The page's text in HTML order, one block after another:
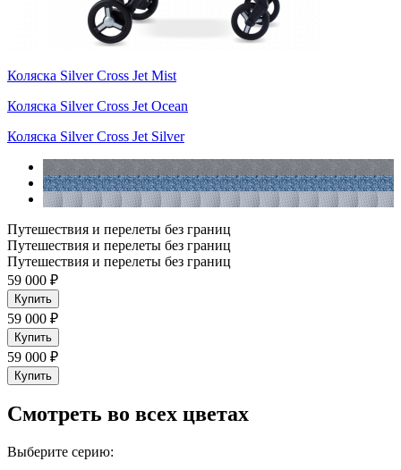
Коляска Silver Cross Jet Mist
Коляска Silver Cross Jet Ocean
Коляска Silver Cross Jet Silver
Путешествия и перелеты без границ
Путешествия и перелеты без границ
Путешествия и перелеты без границ
59 000 ₽
Купить
59 000 ₽
Купить
59 000 ₽
Купить
Cмотреть во всех цветах
Выберите серию: